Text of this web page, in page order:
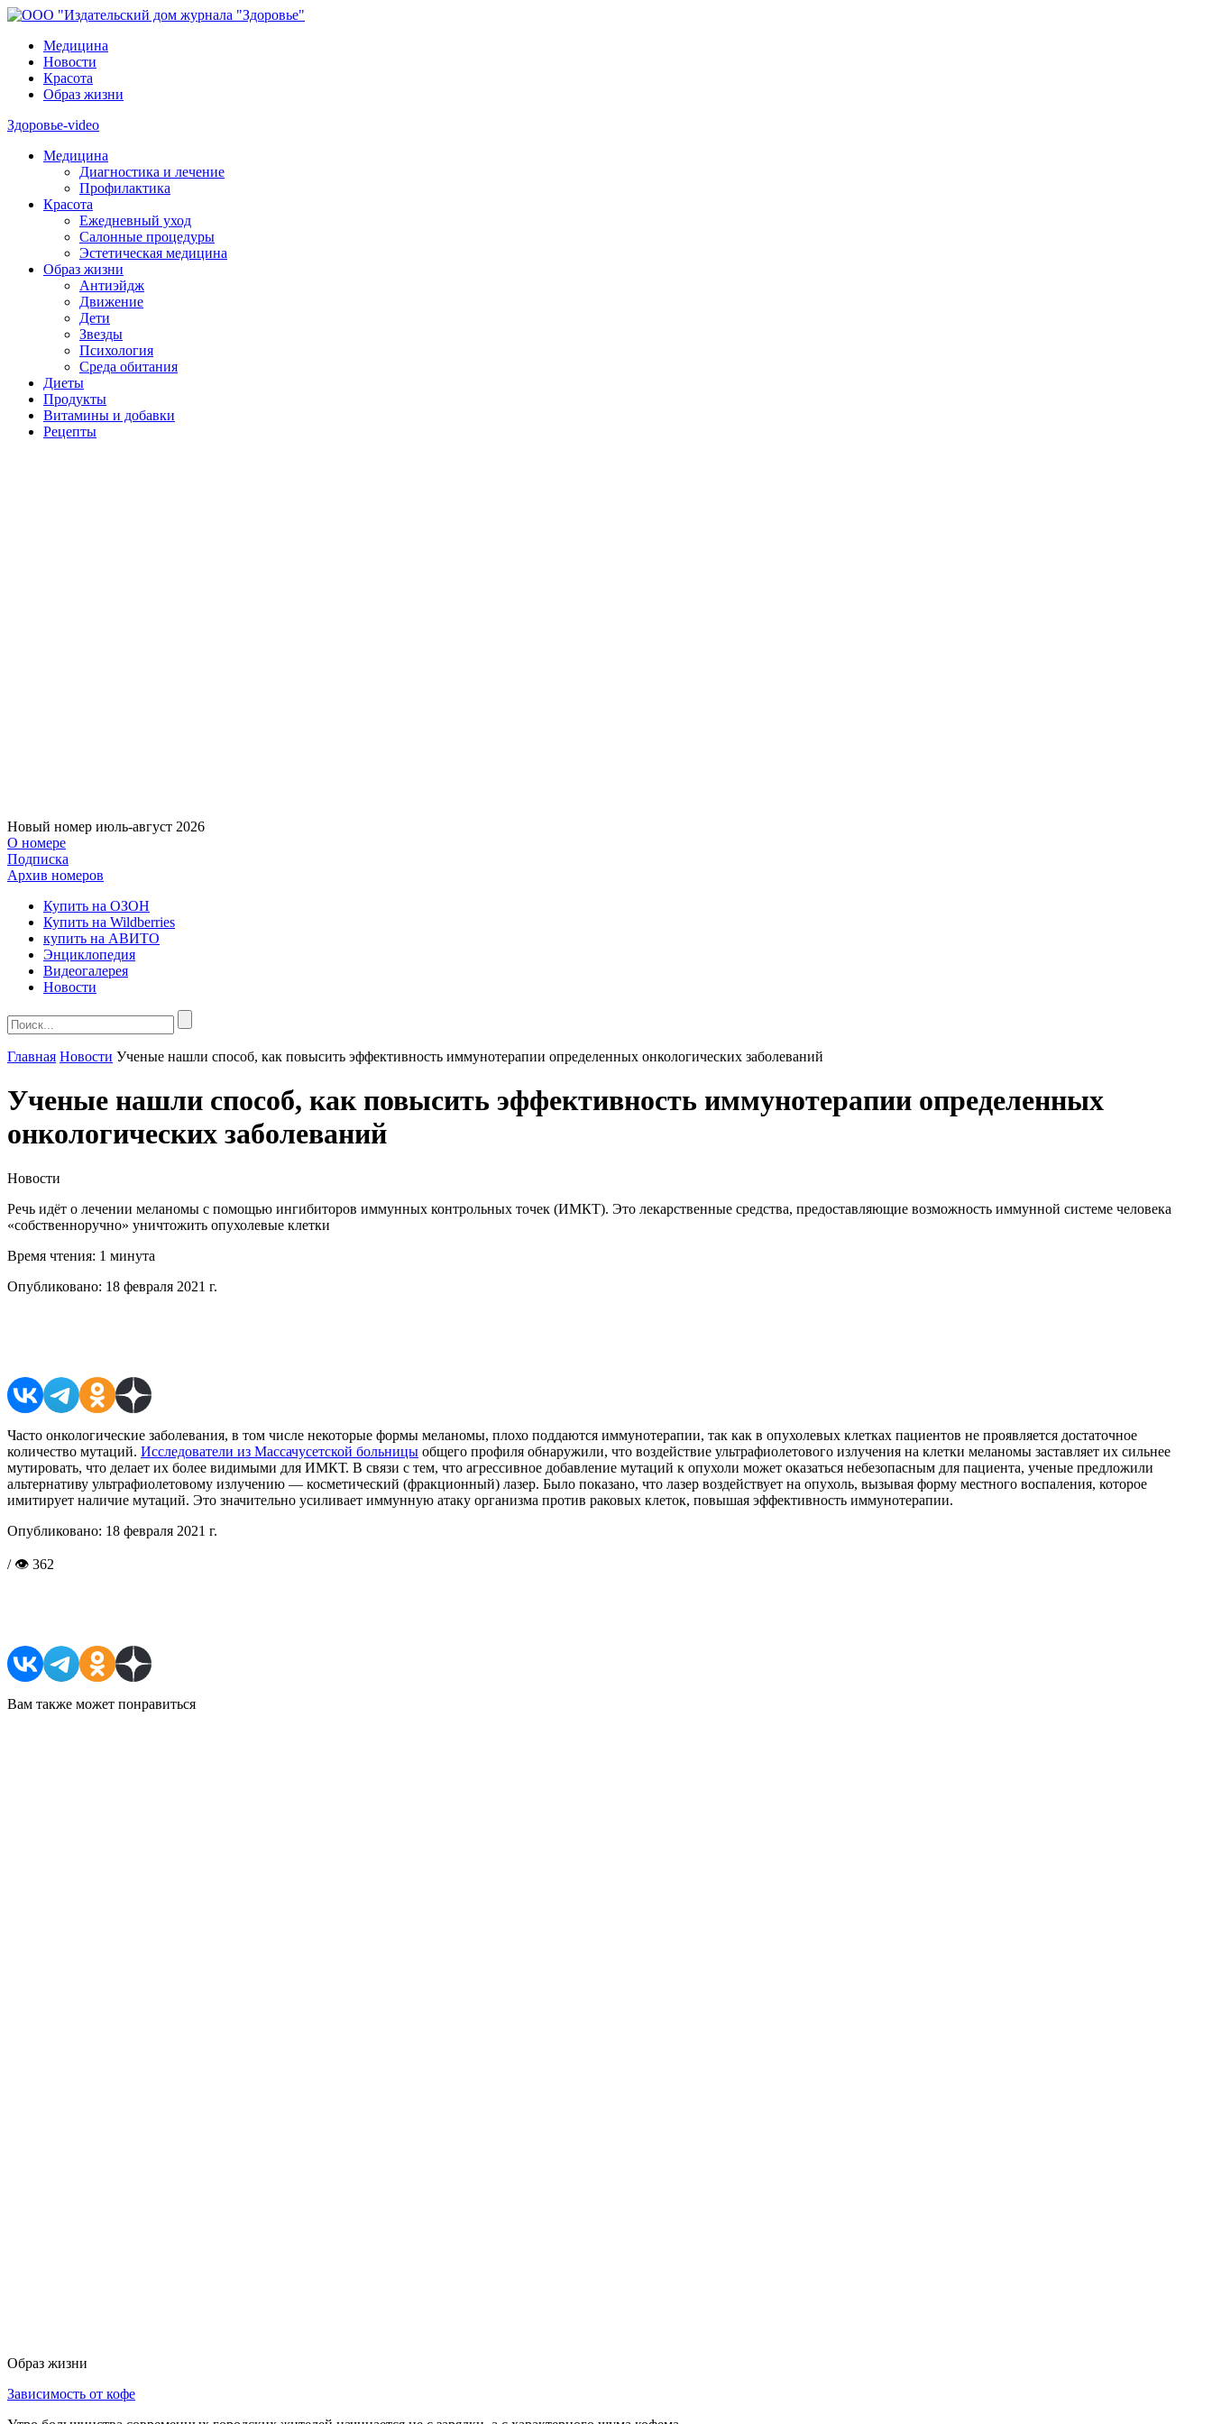
Медицина
Новости
Красота
Образ жизни
Здоровье-video
Медицина
Диагностика и лечение
Профилактика
Красота
Ежедневный уход
Салонные процедуры
Эстетическая медицина
Образ жизни
Антиэйдж
Движение
Дети
Звезды
Психология
Среда обитания
Диеты
Продукты
Витамины и добавки
Рецепты
Новый номер июль-август 2026
О номере
Подписка
Архив номеров
Купить на ОЗОН
Купить на Wildberries
купить на АВИТО
Энциклопедия
Видеогалерея
Новости
Главная Новости Ученые нашли способ, как повысить эффективность иммунотерапии определенных онкологических заболеваний
Ученые нашли способ, как повысить эффективность иммунотерапии определенных
онкологических заболеваний
Новости
Речь идёт о лечении меланомы с помощью ингибиторов иммунных контрольных точек (ИМКТ). Это лекарственные средства, предоставляющие возможность иммунной системе человека
«собственноручно» уничтожить опухолевые клетки
Время чтения: 1 минута
Опубликовано: 18 февраля 2021 г.
Часто онкологические заболевания, в том числе некоторые формы меланомы, плохо поддаются иммунотерапии, так как в опухолевых клетках пациентов не проявляется достаточное
количество мутаций. Исследователи из Массачусетской больницы общего профиля обнаружили, что воздействие ультрафиолетового излучения на клетки меланомы заставляет их сильнее
мутировать, что делает их более видимыми для ИМКТ. В связи с тем, что агрессивное добавление мутаций к опухоли может оказаться небезопасным для пациента, ученые предложили
альтернативу ультрафиолетовому излучению — косметический (фракционный) лазер. Было показано, что лазер воздействует на опухоль, вызывая форму местного воспаления, которое
имитирует наличие мутаций. Это значительно усиливает иммунную атаку организма против раковых клеток, повышая эффективность иммунотерапии.
Опубликовано: 18 февраля 2021 г.
/ 👁 362
Вам также может понравиться
Образ жизни
Зависимость от кофе